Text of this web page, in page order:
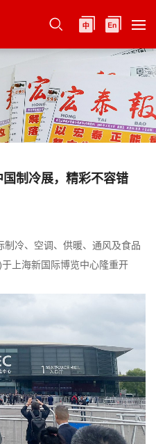
制冷展，精彩不容错
冷、空调、供暖、通风及食品
上海新国际博览中心隆重开